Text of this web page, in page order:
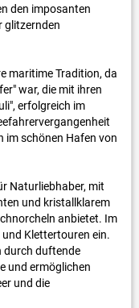
den imposanten
glitzernden
maritime Tradition, da
war, die mit ihren
erfolgreich im
im schönen Hafen von
Naturliebhaber, mit
und kristallklarem
anbietet. Im
Klettertouren ein.
durch duftende
und ermöglichen
und die